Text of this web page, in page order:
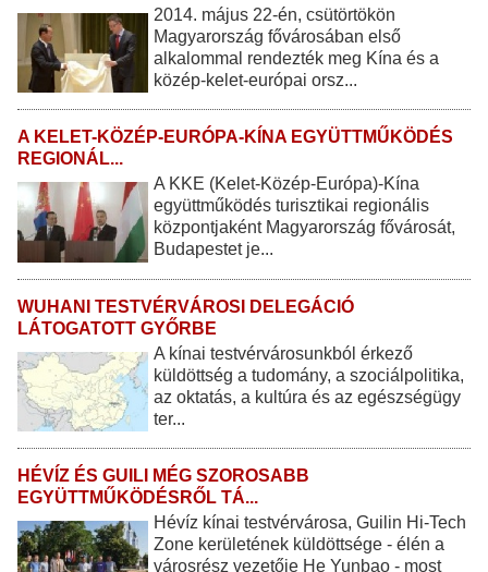
2014. május 22-én, csütörtökön
Magyarország fővárosában első
alkalommal rendezték meg Kína és a
közép-kelet-európai orsz...
A KELET-KÖZÉP-EURÓPA-KÍNA EGYÜTTMŰKÖDÉS
REGIONÁL...
A KKE (Kelet-Közép-Európa)-Kína
együttműködés turisztikai regionális
központjaként Magyarország fővárosát,
Budapestet je...
WUHANI TESTVÉRVÁROSI DELEGÁCIÓ
LÁTOGATOTT GYŐRBE
A kínai testvérvárosunkból érkező
küldöttség a tudomány, a szociálpolitika,
az oktatás, a kultúra és az egészségügy
ter...
HÉVÍZ ÉS GUILI MÉG SZOROSABB
EGYÜTTMŰKÖDÉSRŐL TÁ...
Hévíz kínai testvérvárosa, Guilin Hi-Tech
Zone kerületének küldöttsége - élén a
városrész vezetője He Yunbao - most